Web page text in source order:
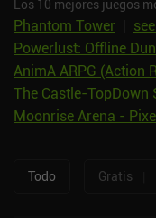
Los 10 mejores juegos
Phantom Tower
Powerlust: Offline
AnimA ARPG (Action
The Castle-TopDown
Moonrise Arena -
Todo Gratis